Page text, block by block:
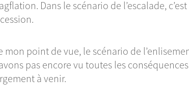
Dans le scénario de l’escalade,
mon point de vue, le scénario de
pas encore vu toutes les
à venir.